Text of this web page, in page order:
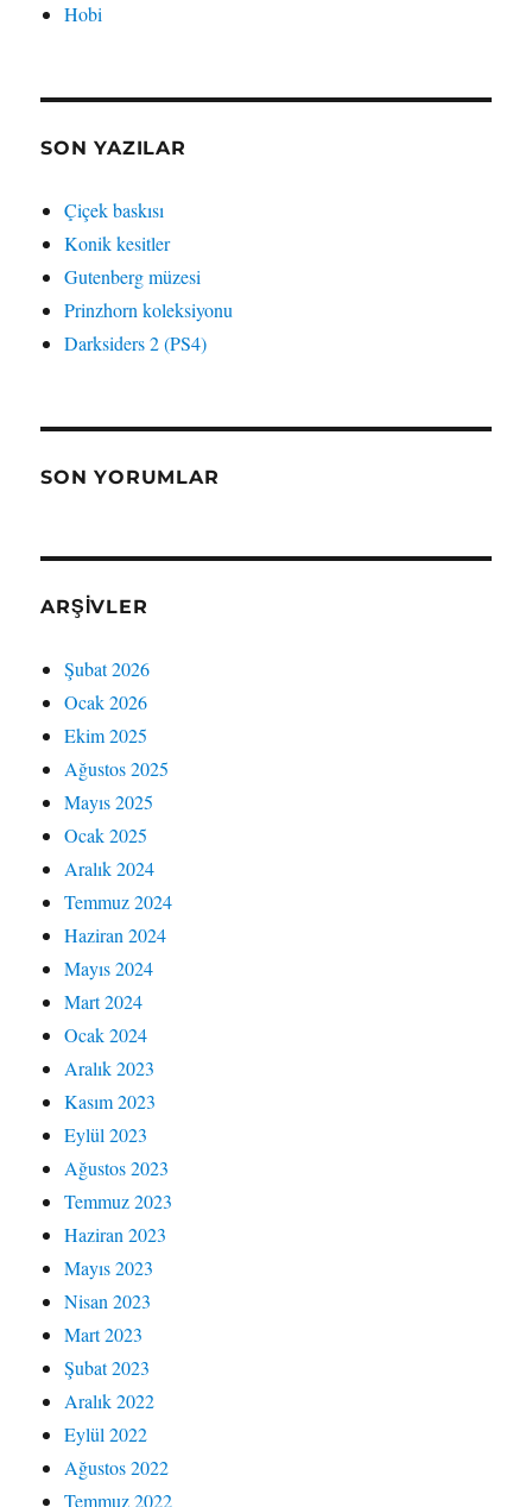
Hobi
SON YAZILAR
Çiçek baskısı
Konik kesitler
Gutenberg müzesi
Prinzhorn koleksiyonu
Darksiders 2 (PS4)
SON YORUMLAR
ARŞIVLER
Şubat 2026
Ocak 2026
Ekim 2025
Ağustos 2025
Mayıs 2025
Ocak 2025
Aralık 2024
Temmuz 2024
Haziran 2024
Mayıs 2024
Mart 2024
Ocak 2024
Aralık 2023
Kasım 2023
Eylül 2023
Ağustos 2023
Temmuz 2023
Haziran 2023
Mayıs 2023
Nisan 2023
Mart 2023
Şubat 2023
Aralık 2022
Eylül 2022
Ağustos 2022
Temmuz 2022